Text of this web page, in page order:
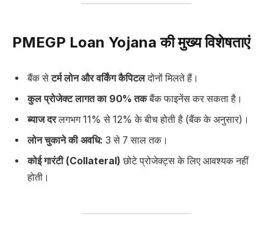
PMEGP Loan Yojana की मुख्य विशेषताएं
बैंक सेटर्म लोन और वर्किंग कैपिटलदोनों मिलते हैं।
कुल प्रोजेक्ट लागत का 90% तकबैंक फाइनेंस कर सकता है।
ब्याज दरलगभग 11% से 12% के बीच होती है (बैंक के अनुसार)।
लोन चुकाने की अवधि: 3 से 7 साल तक।
कोई गारंटी (Collateral) छोटे प्रोजेक्ट्स के लिए आवश्यक नहीं
होती।